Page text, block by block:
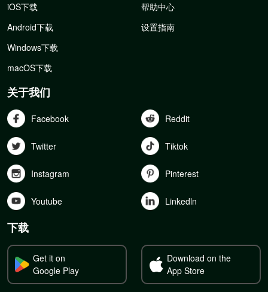
iOS下载
Android下载
Windows下载
macOS下载
帮助中心
设置指南
关于我们
Facebook Reddit
Twitter Tiktok
Instagram Pinterest
Youtube Linkedln
下载
Get it on
Google Play
Download on the
App Store